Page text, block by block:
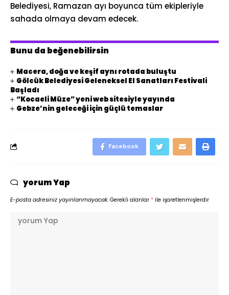
Belediyesi, Ramazan ayı boyunca tüm ekipleriyle
sahada olmaya devam edecek.
Bunu da beğenebilirsin
Macera, doğa ve keşif aynı rotada buluştu
Gölcük Belediyesi Geleneksel El Sanatları Festivali
Başladı
“Kocaeli Müze” yeni web sitesiyle yayında
Gebze’nin geleceği için güçlü temaslar
Facebook
yorum Yap
E-posta adresiniz yayınlanmayacak. Gerekli alanlar * ile işaretlenmişlerdir